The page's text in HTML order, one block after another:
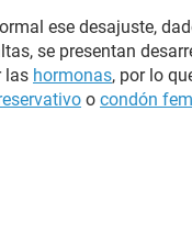
ese desajuste,
se presentan
las hormonas, por lo
o condón